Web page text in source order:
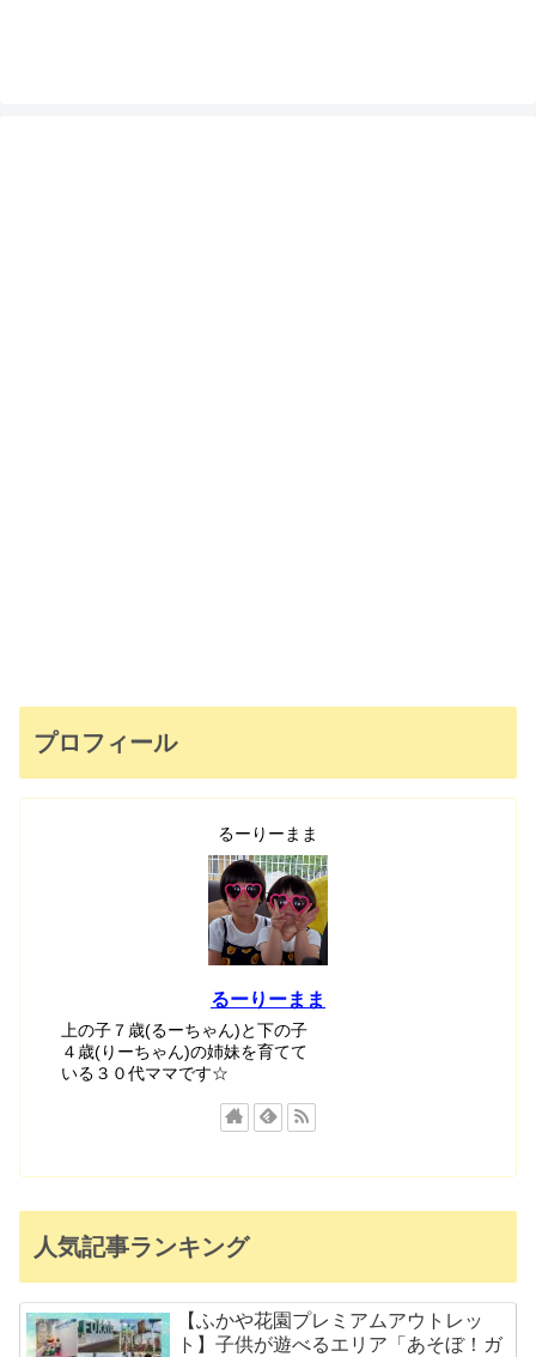
プロフィール
るーりーまま
るーりーまま
上の子７歳(るーちゃん)と下の子
４歳(りーちゃん)の姉妹を育てて
いる３０代ママです☆
人気記事ランキング
【ふかや花園プレミアムアウトレッ
ト】子供が遊べるエリア「あそぼ！ガ